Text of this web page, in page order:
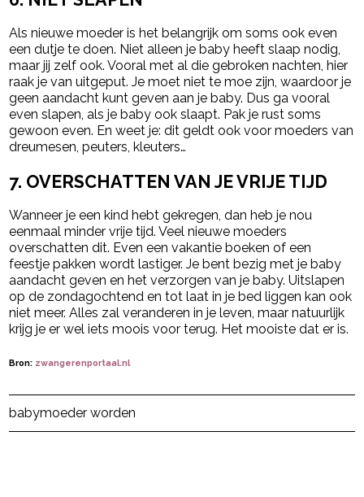
Als nieuwe moeder is het belangrijk om soms ook even
een dutje te doen. Niet alleen je baby heeft slaap nodig,
maar jij zelf ook. Vooral met al die gebroken nachten, hier
raak je van uitgeput. Je moet niet te moe zijn, waardoor je
geen aandacht kunt geven aan je baby. Dus ga vooral
even slapen, als je baby ook slaapt. Pak je rust soms
gewoon even. En weet je: dit geldt ook voor moeders van
dreumesen, peuters, kleuters…
7. OVERSCHATTEN VAN JE VRIJE TIJD
Wanneer je een kind hebt gekregen, dan heb je nou
eenmaal minder vrije tijd. Veel nieuwe moeders
overschatten dit. Even een vakantie boeken of een
feestje pakken wordt lastiger. Je bent bezig met je baby
aandacht geven en het verzorgen van je baby. Uitslapen
op de zondagochtend en tot laat in je bed liggen kan ook
niet meer. Alles zal veranderen in je leven, maar natuurlijk
krijg je er wel iets moois voor terug. Het mooiste dat er is.
Bron: zwangerenportaal.nl
Post Views: 307
babymoeder worden